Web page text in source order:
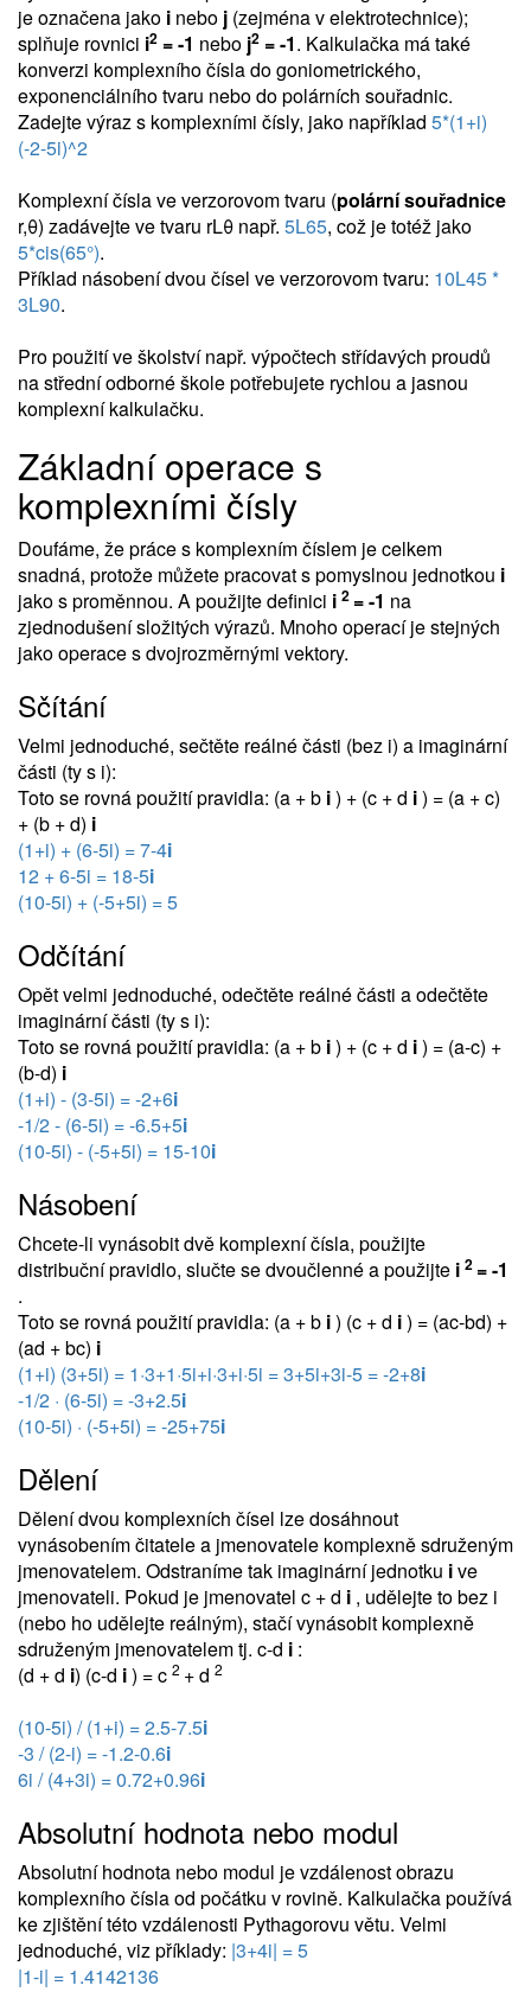
je označena jako i nebo j (zejména v elektrotechnice);
splňuje rovnici i2 = -1 nebo j2 = -1. Kalkulačka má také
konverzi komplexního čísla do goniometrického,
exponenciálního tvaru nebo do polárních souřadnic.
Zadejte výraz s komplexními čísly, jako například 5*(1+i)
(-2-5i)^2
Komplexní čísla ve verzorovom tvaru (polární souřadnice
r,θ) zadávejte ve tvaru rLθ např. 5L65, což je totéž jako
5*cis(65°).
Příklad násobení dvou čísel ve verzorovom tvaru: 10L45 *
3L90.
Pro použití ve školství např. výpočtech střídavých proudů
na střední odborné škole potřebujete rychlou a jasnou
komplexní kalkulačku.
Základní operace s
komplexními čísly
Doufáme, že práce s komplexním číslem je celkem
snadná, protože můžete pracovat s pomyslnou jednotkou i
jako s proměnnou. A použijte definici i 2 = -1 na
zjednodušení složitých výrazů. Mnoho operací je stejných
jako operace s dvojrozměrnými vektory.
Sčítání
Velmi jednoduché, sečtěte reálné části (bez i) a imaginární
části (ty s i):
Toto se rovná použití pravidla: (a + b i) + (c + d i) = (a + c)
+ (b + d) i
(1+i) + (6-5i) = 7-4i
12 + 6-5i = 18-5i
(10-5i) + (-5+5i) = 5
Odčítání
Opět velmi jednoduché, odečtěte reálné části a odečtěte
imaginární části (ty s i):
Toto se rovná použití pravidla: (a + b i) + (c + d i) = (a-c) +
(b-d) i
(1+i) - (3-5i) = -2+6i
-1/2 - (6-5i) = -6.5+5i
(10-5i) - (-5+5i) = 15-10i
Násobení
Chcete-li vynásobit dvě komplexní čísla, použijte
distribuční pravidlo, slučte se dvoučlenné a použijte i 2 = -1
.
Toto se rovná použití pravidla: (a + b i) (c + d i) = (ac-bd) +
(ad + bc) i
(1+i) (3+5i) = 1·3+1·5i+i·3+i·5i = 3+5i+3i-5 = -2+8i
-1/2 · (6-5i) = -3+2.5i
(10-5i) · (-5+5i) = -25+75i
Dělení
Dělení dvou komplexních čísel lze dosáhnout
vynásobením čitatele a jmenovatele komplexně sdruženým
jmenovatelem. Odstraníme tak imaginární jednotku ive
jmenovateli. Pokud je jmenovatel c + d i , udělejte to bez i
(nebo ho udělejte reálným), stačí vynásobit komplexně
sdruženým jmenovatelem tj. c-d i :
(d + d i) (c-d i) = c 2 + d 2
(10-5i) / (1+i) = 2.5-7.5i
-3 / (2-i) = -1.2-0.6i
6i / (4+3i) = 0.72+0.96i
Absolutní hodnota nebo modul
Absolutní hodnota nebo modul je vzdálenost obrazu
komplexního čísla od počátku v rovině. Kalkulačka používá
ke zjištění této vzdálenosti Pythagorovu větu. Velmi
jednoduché, viz příklady: |3+4i| = 5
|1-i| = 1.4142136